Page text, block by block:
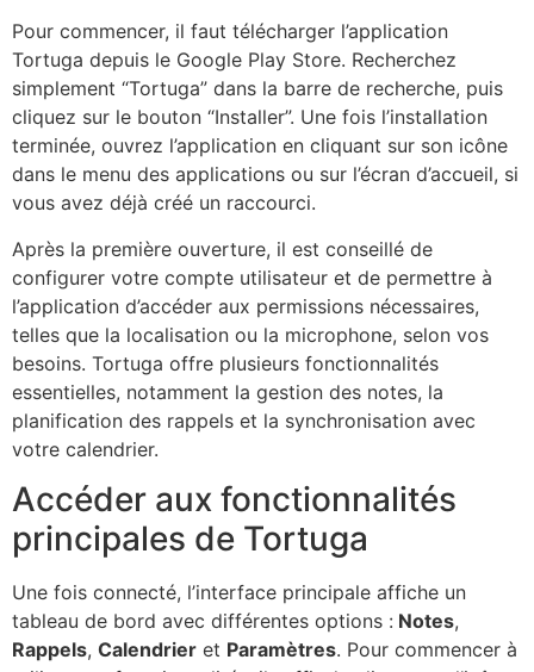
Pour commencer, il faut télécharger l’application
Tortuga depuis le Google Play Store. Recherchez
simplement “Tortuga” dans la barre de recherche, puis
cliquez sur le bouton “Installer”. Une fois l’installation
terminée, ouvrez l’application en cliquant sur son icône
dans le menu des applications ou sur l’écran d’accueil, si
vous avez déjà créé un raccourci.
Après la première ouverture, il est conseillé de
configurer votre compte utilisateur et de permettre à
l’application d’accéder aux permissions nécessaires,
telles que la localisation ou la microphone, selon vos
besoins. Tortuga offre plusieurs fonctionnalités
essentielles, notamment la gestion des notes, la
planification des rappels et la synchronisation avec
votre calendrier.
Accéder aux fonctionnalités
principales de Tortuga
Une fois connecté, l’interface principale affiche un
tableau de bord avec différentes options : Notes,
Rappels, Calendrier et Paramètres. Pour commencer à